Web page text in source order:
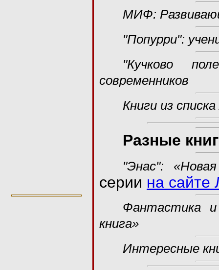
МИФ:
"Попурри":
"Кучково
современников
Книги из
Разные
"Энас":
серии на сайте
Фантастика
книга»
Интересные